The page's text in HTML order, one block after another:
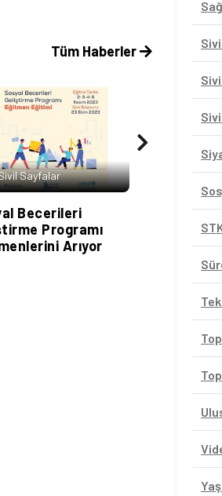
Tüm Haberler
Sayfalar
Becerileri
Programı
Arıyor
Sivil
Habitat
Asistanı